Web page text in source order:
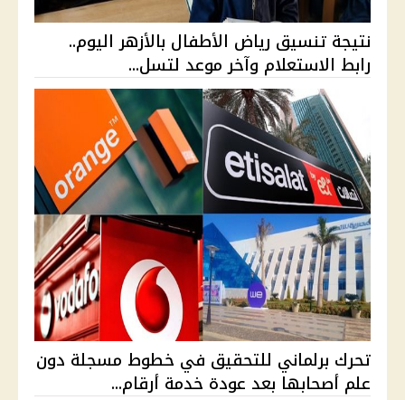
نتيجة تنسيق رياض الأطفال بالأزهر اليوم..
رابط الاستعلام وآخر موعد لتسل...
تحرك برلماني للتحقيق في خطوط مسجلة دون
علم أصحابها بعد عودة خدمة أرقام...